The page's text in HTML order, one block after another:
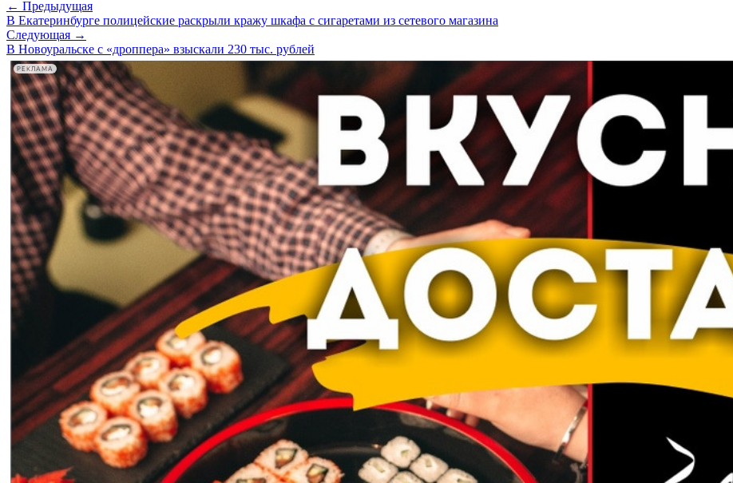
← Предыдущая
В Екатеринбурге полицейские раскрыли кражу шкафа с сигаретами из сетевого магазина
Следующая →
В Новоуральске с «дроппера» взыскали 230 тыс. рублей
РЕКЛАМА